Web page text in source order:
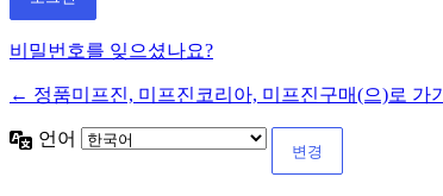
비밀번호를 잊으셨나요?
← 정품미프진, 미프진코리아, 미프진구매(으)로 가기
언어